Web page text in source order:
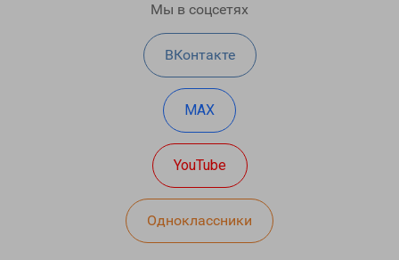
Мы в соцсетях
ВКонтакте
MAX
YouTube
Одноклассники